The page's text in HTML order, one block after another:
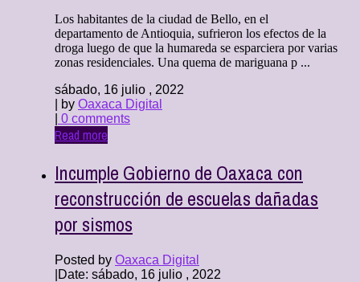
Los habitantes de la ciudad de Bello, en el
departamento de Antioquia, sufrieron los efectos de la
droga luego de que la humareda se esparciera por varias
zonas residenciales. Una quema de mariguana p ...
sábado, 16 julio , 2022
| by Oaxaca Digital
0 comments
Read more
Incumple Gobierno de Oaxaca con
reconstrucción de escuelas dañadas
por sismos
Posted by Oaxaca Digital
Date: sábado, 16 julio , 2022